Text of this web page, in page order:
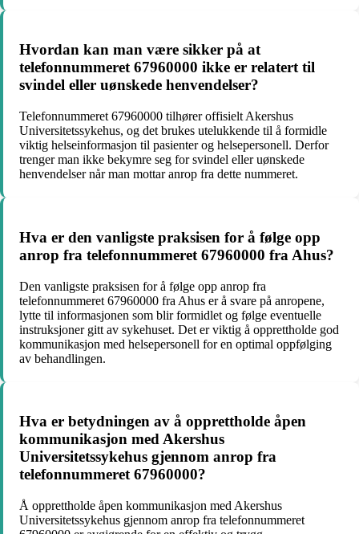
Hvordan kan man være sikker på at
telefonnummeret 67960000 ikke er relatert til
svindel eller uønskede henvendelser?
Telefonnummeret 67960000 tilhører offisielt Akershus
Universitetssykehus, og det brukes utelukkende til å formidle
viktig helseinformasjon til pasienter og helsepersonell. Derfor
trenger man ikke bekymre seg for svindel eller uønskede
henvendelser når man mottar anrop fra dette nummeret.
Hva er den vanligste praksisen for å følge opp
anrop fra telefonnummeret 67960000 fra Ahus?
Den vanligste praksisen for å følge opp anrop fra
telefonnummeret 67960000 fra Ahus er å svare på anropene,
lytte til informasjonen som blir formidlet og følge eventuelle
instruksjoner gitt av sykehuset. Det er viktig å opprettholde god
kommunikasjon med helsepersonell for en optimal oppfølging
av behandlingen.
Hva er betydningen av å opprettholde åpen
kommunikasjon med Akershus
Universitetssykehus gjennom anrop fra
telefonnummeret 67960000?
Å opprettholde åpen kommunikasjon med Akershus
Universitetssykehus gjennom anrop fra telefonnummeret